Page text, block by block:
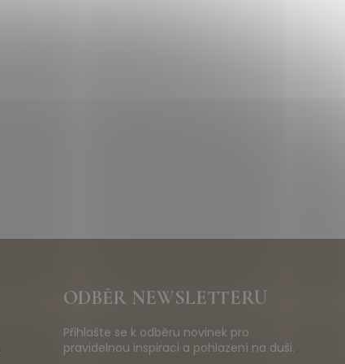
ODBĚR NEWSLETTERU
Přihlašte se k odběru novinek pro
pravidelnou inspiraci a pohlazení na duši.